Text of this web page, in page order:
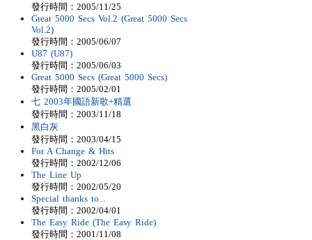
發行時間：2005/11/25
Great 5000 Secs Vol.2 (Great 5000 Secs
Vol.2)
發行時間：2005/06/07
U87 (U87)
發行時間：2005/06/03
Great 5000 Secs (Great 5000 Secs)
發行時間：2005/02/01
七 2003年國語新歌+精選
發行時間：2003/11/18
黑白灰
發行時間：2003/04/15
For A Change & Hits
發行時間：2002/12/06
The Line Up
發行時間：2002/05/20
Special thanks to...
發行時間：2002/04/01
The Easy Ride (The Easy Ride)
發行時間：2001/11/08